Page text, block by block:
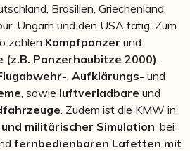
Brasilien, Griechenland,
Ungarn und den USA tätig. Zum
zählen Kampfpanzer und
Panzerhaubitze 2000)
Aufklärungs- und
, sowie luftverladbare und
. Zudem ist die KMW in
militärischer Simulation , bei
fernbedienbaren Lafetten mit